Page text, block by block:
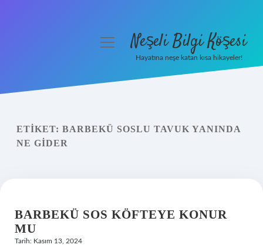
Yasal Uyarı
menüyüNeşeli Bilgi Köşesi
Hayatına neşe katan kısa hikayeler!
ETIKET: BARBEKÜ SOSLU TAVUK YANINDA
NE GIDER
BARBEKÜ SOS KÖFTEYE KONUR
MU
Tarih: Kasım 13, 2024